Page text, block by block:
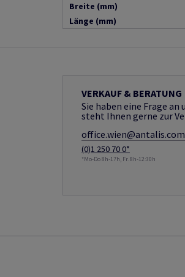
Breite (mm)
Länge (mm)
VERKAUF & BERATUNG
Sie haben eine Frage an
steht Ihnen gerne zur
office.wien@antalis.com
(0)1 250 70 0*
*Mo-Do 8h-17h, Fr. 8h-12:30h